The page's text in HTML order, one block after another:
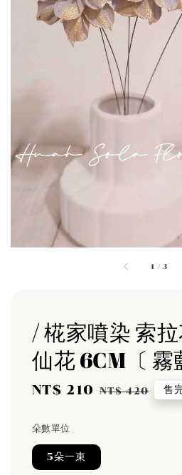
1 /3
/ 椛家噴染 索
仙花 6CM〔 霧
Sale
NT$ 210 Regular
NT$ 420 售
朵數單位
5朵一束